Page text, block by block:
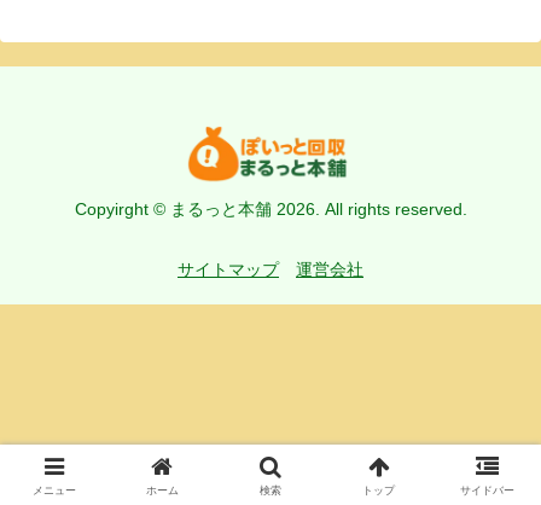
Copyirght © まるっと本舗 2026. All rights reserved.
サイトマップ 運営会社
メニュー ホーム 検索 トップ サイドバー